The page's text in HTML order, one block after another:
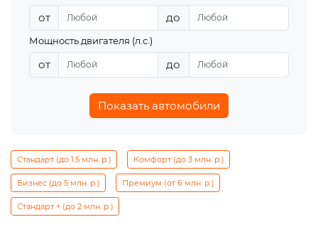
от до
Мощность двигателя (л.с.)
от до
Показать автомобили
Стандарт (до 1.5 млн. р.) Комфорт (до 3 млн. р.)
Бизнес (до 5 млн. р.) Премиум (от 6 млн. р.)
Стандарт + (до 2 млн. р.)